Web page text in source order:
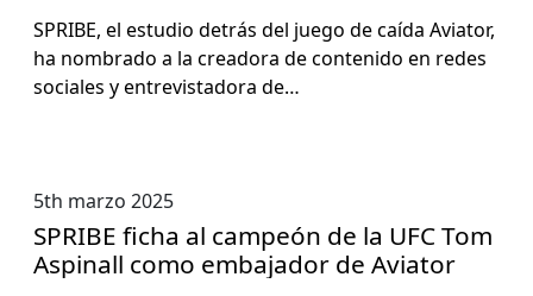
SPRIBE, el estu­dio detrás del juego de caí­da Avi­a­tor,
ha nom­bra­do a la creado­ra de con­tenido en redes
sociales y entre­vis­ta­do­ra de…
5th marzo 2025
SPRIBE ficha al campeón de la UFC Tom
Aspinall como embajador de Aviator